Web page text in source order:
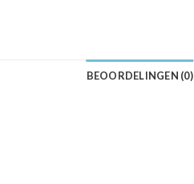
BEOORDELINGEN (0)